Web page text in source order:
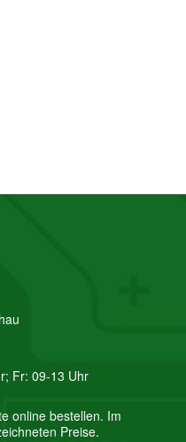
Fr: 09-13 Uhr
online bestellen. Im
Preise.